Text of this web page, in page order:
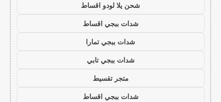
شحن يلا لودو اقساط
شدات ببجي اقساط
شدات ببجي تمارا
شدات ببجي تابي
متجر تقسيط
شدات ببجي اقساط